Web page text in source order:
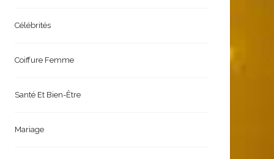
Célébrités
Coiffure Femme
Santé Et Bien-Être
Mariage